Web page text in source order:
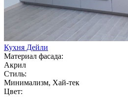
Кухня Дейли
Материал фасада:
Акрил
Стиль:
Минимализм, Хай-тек
Цвет: